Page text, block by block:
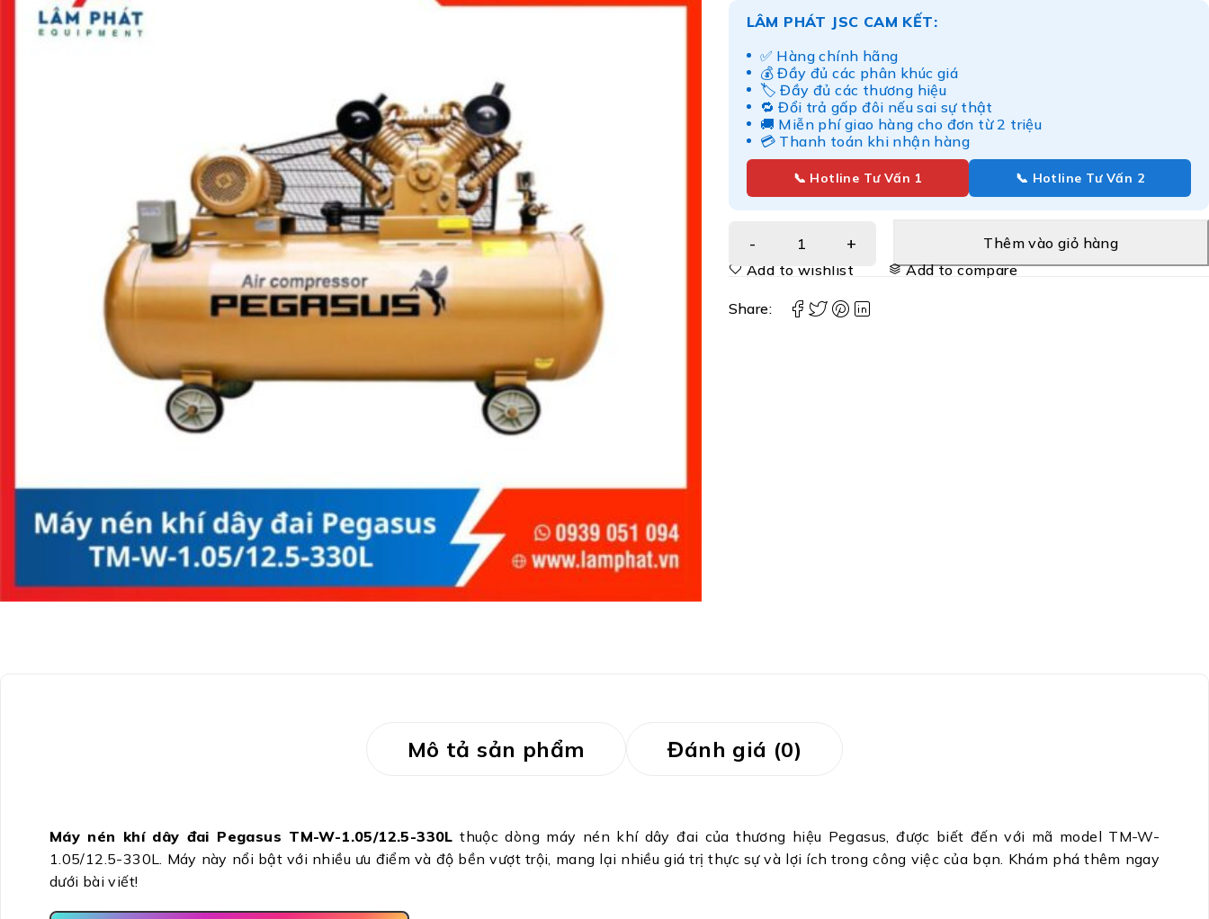
LÂM PHÁT JSC CAM KẾT:
✅ Hàng chính hãng
💰 Đầy đủ các phân khúc giá
🏷️ Đầy đủ các thương hiệu
🔁 Đổi trả gấp đôi nếu sai sự thật
🚚 Miễn phí giao hàng cho đơn từ 2 triệu
💳 Thanh toán khi nhận hàng
📞 Hotline Tư Vấn 1 📞 Hotline Tư Vấn 2
Thêm vào giỏ hàng
Add to wishlist
Add to compare
Share:
Mô tả sản phẩm Đánh giá (0)
Máy nén khí dây đai Pegasus TM-W-1.05/12.5-330L thuộc dòng máy nén khí dây đai của thương hiệu Pegasus, được biết đến với mã model TM-W-
1.05/12.5-330L. Máy này nổi bật với nhiều ưu điểm và độ bền vượt trội, mang lại nhiều giá trị thực sự và lợi ích trong công việc của bạn. Khám phá thêm ngay
dưới bài viết!